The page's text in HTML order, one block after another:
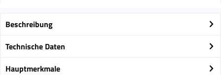
Beschreibung
Technische Daten
Hauptmerkmale